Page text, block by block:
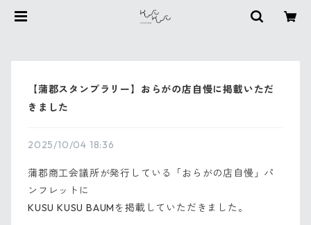
【蒲郡スタンプラリー】おらがの店自慢に掲載いただ
きました
2025/10/04 18:36
蒲郡商工会議所が発行している「おらがの店自慢」パ
ンフレットに
KUSU KUSU BAUMを掲載していただきました。